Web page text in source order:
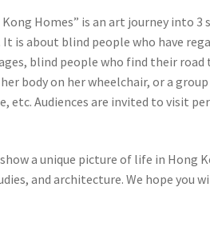
Homes” is an art journey into 3
is about blind people who have
blind people who find their
body on her wheelchair, or a
etc. Audiences are invited to visit
a unique picture of life in Hong
and architecture. We hope you